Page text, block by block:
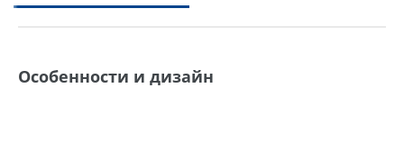
Особенности и дизайн